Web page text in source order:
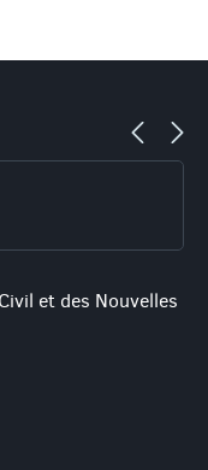
et des Nouvelles